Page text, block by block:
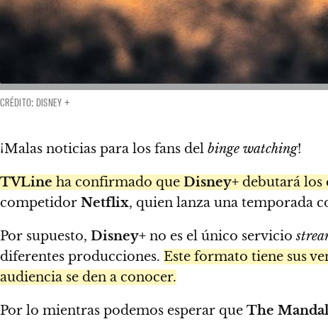
CRÉDITO: DISNEY +
¡Malas noticias para los fans del binge watching!
TVLine ha confirmado que Disney+ debutará los
competidor Netflix, quien lanza una temporada
Por supuesto, Disney+ no es el único servicio
diferentes producciones. Este formato tiene sus
audiencia se den a conocer.
Por lo mientras podemos esperar que The